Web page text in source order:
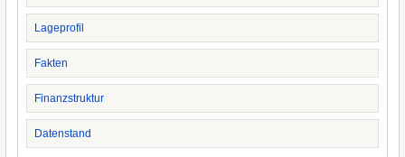
Lageprofil
Fakten
Finanzstruktur
Datenstand